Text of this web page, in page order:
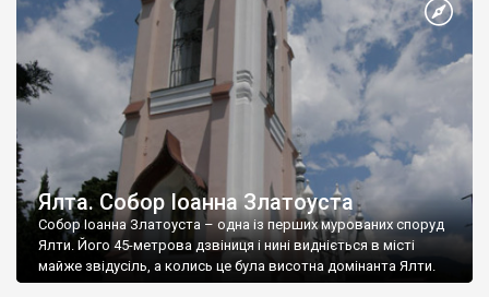
Ялта. Собор Іоанна Златоуста
Собор Іоанна Златоуста – одна із перших мурованих споруд
Ялти. Його 45-метрова дзвіниця і нині видніється в місті
майже звідусіль, а колись це була висотна домінанта Ялти.